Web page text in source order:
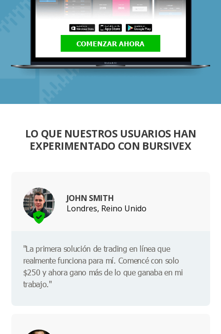
COMENZAR AHORA
LO QUE NUESTROS USUARIOS HAN
EXPERIMENTADO CON BURSIVEX
JOHN SMITH
Londres, Reino Unido
"La primera solución de trading en línea que
realmente funciona para mí. Comencé con solo
$250 y ahora gano más de lo que ganaba en mi
trabajo."